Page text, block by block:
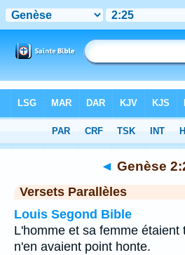
Chapitre 2> Verset 25
◄ Genèse
Versets Parallèles
Louis Segond Bible
L'homme et sa femme étaient
n'en avaient point honte.